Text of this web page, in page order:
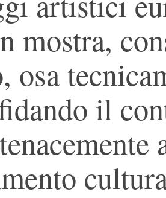
mostra,
osa
il